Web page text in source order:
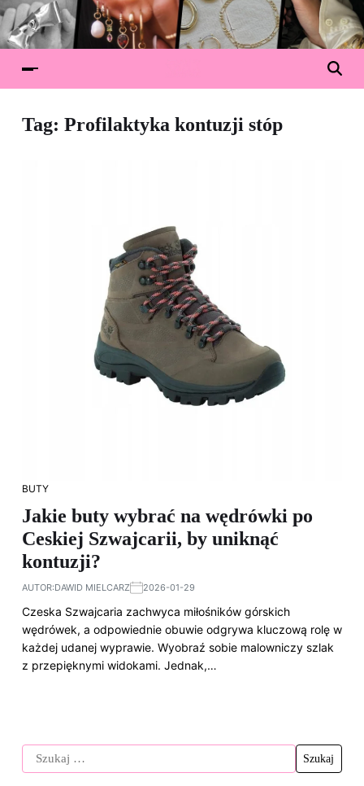
Tag: Profilaktyka kontuzji stóp
BUTY
Jakie buty wybrać na wędrówki po
Ceskiej Szwajcarii, by uniknąć
kontuzji?
AUTOR:DAWID MIELCARZ 2026-01-29
Czeska Szwajcaria zachwyca miłośników górskich
wędrówek, a odpowiednie obuwie odgrywa kluczową rolę w
każdej udanej wyprawie. Wyobraź sobie malowniczy szlak
z przepięknymi widokami. Jednak,…